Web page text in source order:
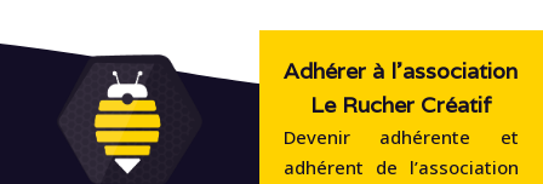
Adhérer à l'association
Le Rucher Créatif
Devenir adhérente et
adhérent de l’association